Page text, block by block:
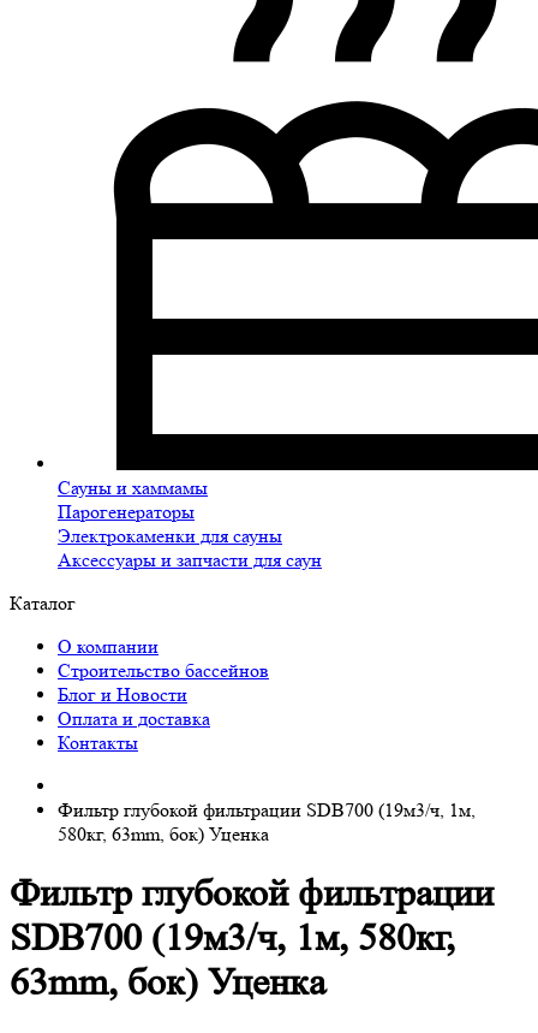
Сауны и хаммамы
Парогенераторы
Электрокаменки для сауны
Аксессуары и запчасти для саун
Каталог
О компании
Строительство бассейнов
Блог и Новости
Оплата и доставка
Контакты
Фильтр глубокой фильтрации SDB700 (19м3/ч, 1м,
580кг, 63mm, бок) Уценка
Фильтр глубокой фильтрации
SDB700 (19м3/ч, 1м, 580кг,
63mm, бок) Уценка